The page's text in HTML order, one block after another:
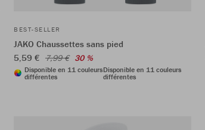
BEST-SELLER
JAKO Chaussettes sans pied
5,59 € 7,99 € 30 %
Disponible en 11 couleurs
différentes
Disponible en 11 couleurs
différentes